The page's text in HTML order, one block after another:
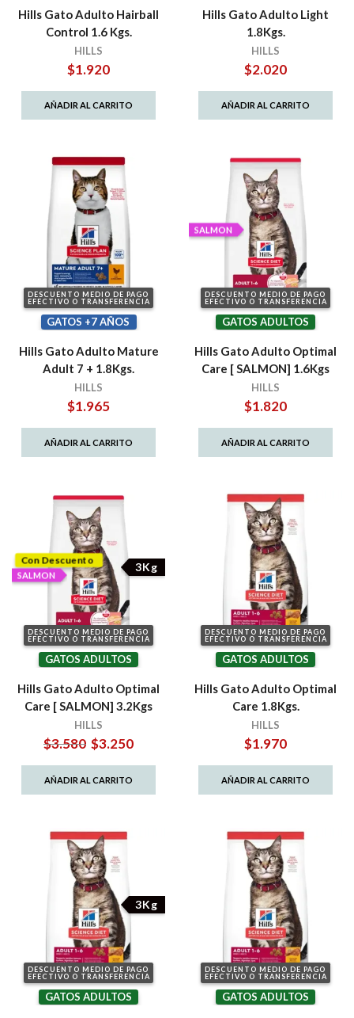
Hills Gato Adulto Hairball
Control 1.6 Kgs.
HILLS
$1.920
AÑADIR AL CARRITO
Hills Gato Adulto Light
1.8Kgs.
HILLS
$2.020
AÑADIR AL CARRITO
DESCUENTO MEDIO DE PAGO
EFECTIVO O TRANSFERENCIA
GATOS +7 AÑOS
Hills Gato Adulto Mature
Adult 7 + 1.8Kgs.
HILLS
$1.965
AÑADIR AL CARRITO
DESCUENTO MEDIO DE PAGO
EFECTIVO O TRANSFERENCIA
SALMON
GATOS ADULTOS
Hills Gato Adulto Optimal
Care [ SALMON] 1.6Kgs
HILLS
$1.820
AÑADIR AL CARRITO
DESCUENTO MEDIO DE PAGO
EFECTIVO O TRANSFERENCIA
Con Descuento
SALMON
3Kg
GATOS ADULTOS
Hills Gato Adulto Optimal
Care [ SALMON] 3.2Kgs
HILLS
$3.580 El
era:
$3.250El
AÑADIR AL CARRITO
DESCUENTO MEDIO DE PAGO
EFECTIVO O TRANSFERENCIA
GATOS ADULTOS
Hills Gato Adulto Optimal
Care 1.8Kgs.
HILLS
$1.970
AÑADIR AL CARRITO
DESCUENTO MEDIO DE PAGO
EFECTIVO O TRANSFERENCIA
3Kg
GATOS ADULTOS
DESCUENTO MEDIO DE PAGO
EFECTIVO O TRANSFERENCIA
GATOS ADULTOS